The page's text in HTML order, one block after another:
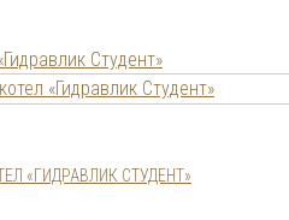
«ГИДРАВЛИК СТУДЕНТ»